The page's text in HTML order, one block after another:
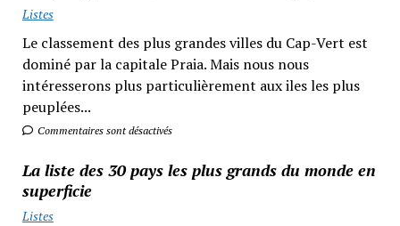
Listes
Le classement des plus grandes villes du Cap-Vert est
dominé par la capitale Praia. Mais nous nous
intéresserons plus particulièrement aux iles les plus
peuplées...
Commentaires sont désactivés
La liste des 30 pays les plus grands du monde en
superficie
Listes